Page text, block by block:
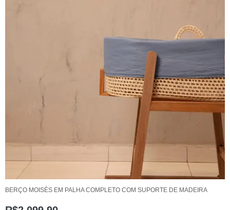
BERÇO MOISÉS EM PALHA COMPLETO COM SUPORTE DE MADEIRA